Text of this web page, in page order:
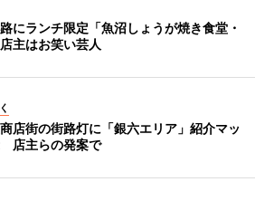
にランチ限定「魚沼しょうが焼き食堂・
主はお笑い芸人
店街の街路灯に「銀六エリア」紹介マッ
店主らの発案で